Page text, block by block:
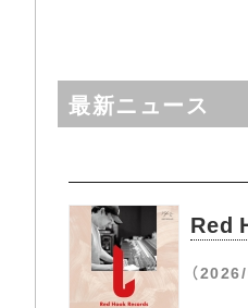
最新ニュース
Red
（